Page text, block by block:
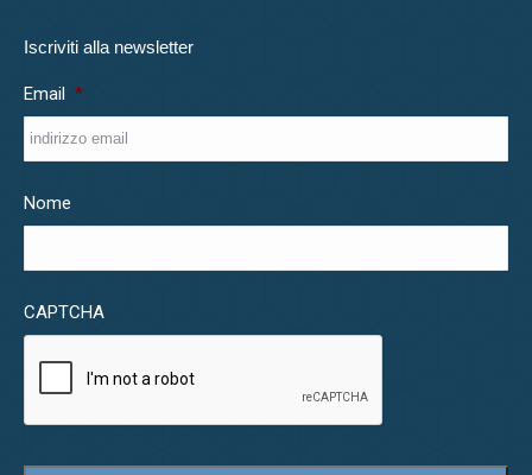
Iscriviti alla newsletter
Email *
Nome
CAPTCHA